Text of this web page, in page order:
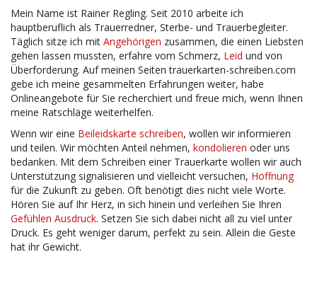
Mein Name ist Rainer Regling. Seit 2010 arbeite ich
hauptberuflich als Trauerredner, Sterbe- und Trauerbegleiter.
Täglich sitze ich mit Angehörigen zusammen, die einen Liebsten
gehen lassen mussten, erfahre vom Schmerz, Leid und von
Überforderung. Auf meinen Seiten trauerkarten-schreiben.com
gebe ich meine gesammelten Erfahrungen weiter, habe
Onlineangebote für Sie recherchiert und freue mich, wenn Ihnen
meine Ratschläge weiterhelfen.
Wenn wir eine Beileidskarte schreiben, wollen wir informieren
und teilen. Wir möchten Anteil nehmen, kondolieren oder uns
bedanken. Mit dem Schreiben einer Trauerkarte wollen wir auch
Unterstützung signalisieren und vielleicht versuchen, Hoffnung
für die Zukunft zu geben. Oft benötigt dies nicht viele Worte.
Hören Sie auf Ihr Herz, in sich hinein und verleihen Sie Ihren
Gefühlen Ausdruck. Setzen Sie sich dabei nicht all zu viel unter
Druck. Es geht weniger darum, perfekt zu sein. Allein die Geste
hat ihr Gewicht.